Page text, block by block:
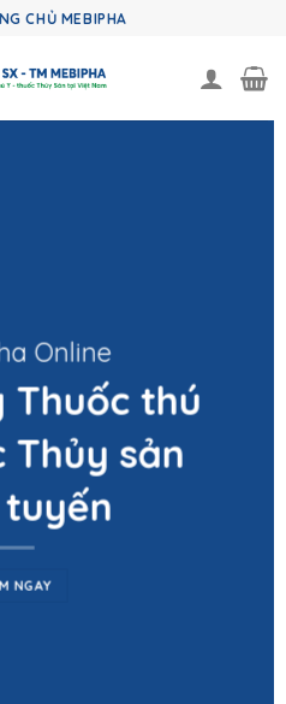
CHỦ MEBIPHA
Online
Thuốc thú
Thủy sản
NGAY